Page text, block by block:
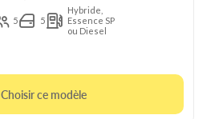
5 5
Hybride,
Essence SP
ou Diesel
Choisir ce modèle